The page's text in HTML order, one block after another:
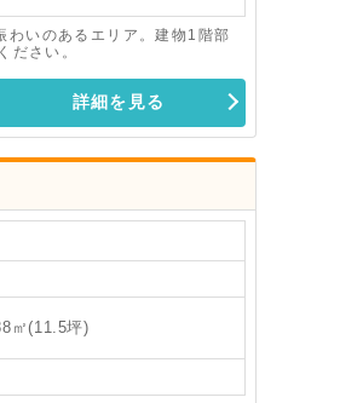
わいのあるエリア。建物1階部
ださい。
詳細を見る
㎡(11.5坪)